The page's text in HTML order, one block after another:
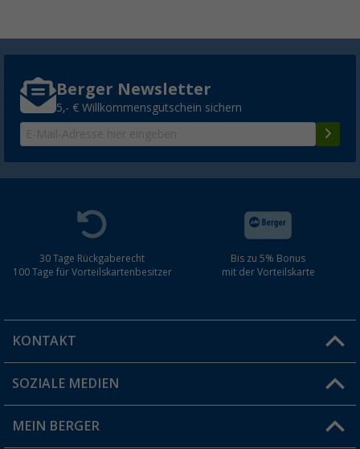
Berger Newsletter
5,- € Willkommensgutschein sichern
30 Tage Rückgaberecht
100 Tage für Vorteilskartenbesitzer
Bis zu 5% Bonus
mit der Vorteilskarte
KONTAKT
Du hast eine Frage?
Filiale finden
SOZIALE MEDIEN
MEIN BERGER